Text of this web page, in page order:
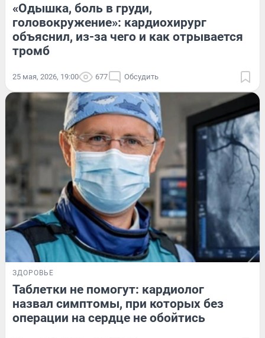
«Одышка, боль в груди,
головокружение»: кардиохирург
объяснил, из-за чего и как отрывается
тромб
25 мая, 2026, 19:00 677 Обсудить
ЗДОРОВЬЕ
Таблетки не помогут: кардиолог
назвал симптомы, при которых без
операции на сердце не обойтись